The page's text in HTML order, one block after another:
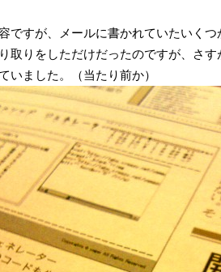
ですが、メールに書かれていたいく
取りをしただけだったのですが、さ
いました。（当たり前か）